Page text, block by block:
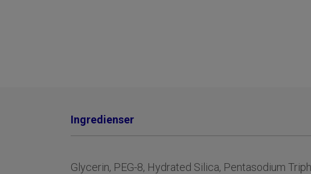
Ingredienser
Glycerin, PEG-8, Hydrated Silica, Pentasodium